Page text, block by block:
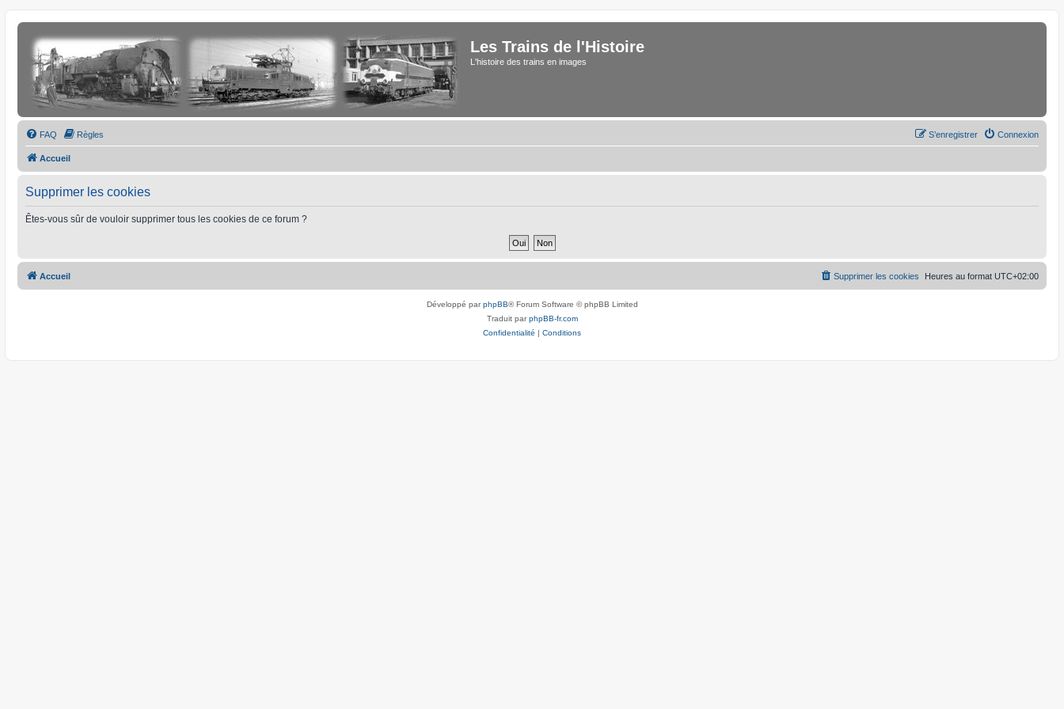
Les Trains de l'Histoire
L'histoire des trains en images
FAQ Règles Connexion
S’enregistrer
Accueil
Supprimer les cookies
Êtes-vous sûr de vouloir supprimer tous les cookies de ce forum ?
Accueil Heures au format UTC+02:00
Supprimer les cookies
Développé parphpBB® Forum Software © phpBB Limited
Traduit parphpBB-fr.com
Confidentialité | Conditions